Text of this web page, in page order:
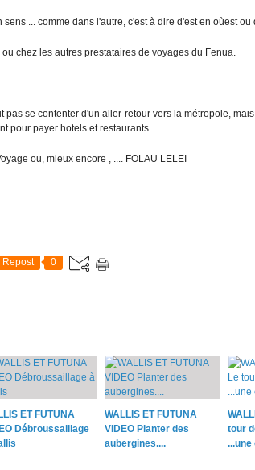
... comme dans l'autre, c'est à dire d'est en oùest ou
chez les autres prestataires de voyages du Fenua.
pas se contenter d'un aller-retour vers la métropole,
pour payer hotels et restaurants .
ou, mieux encore , .... FOLAU LELEI
Repost 0
ET FUTUNA
Débroussaillage
WALLIS ET FUTUNA
VIDEO Planter des
aubergines....
tour
...une